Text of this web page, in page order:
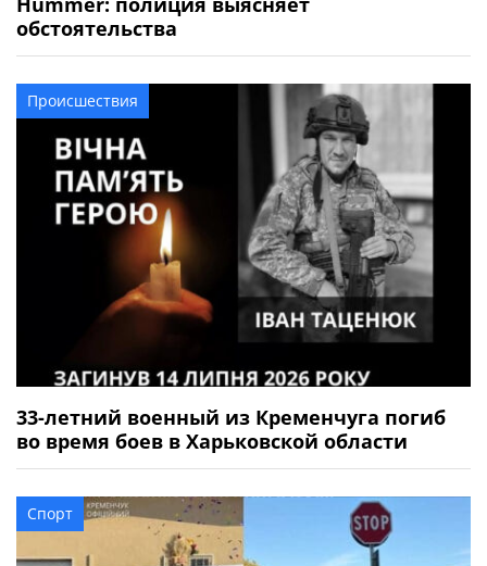
обстоятельства
Происшествия
33-летний военный из Кременчуга погиб
во время боев в Харьковской области
Спорт